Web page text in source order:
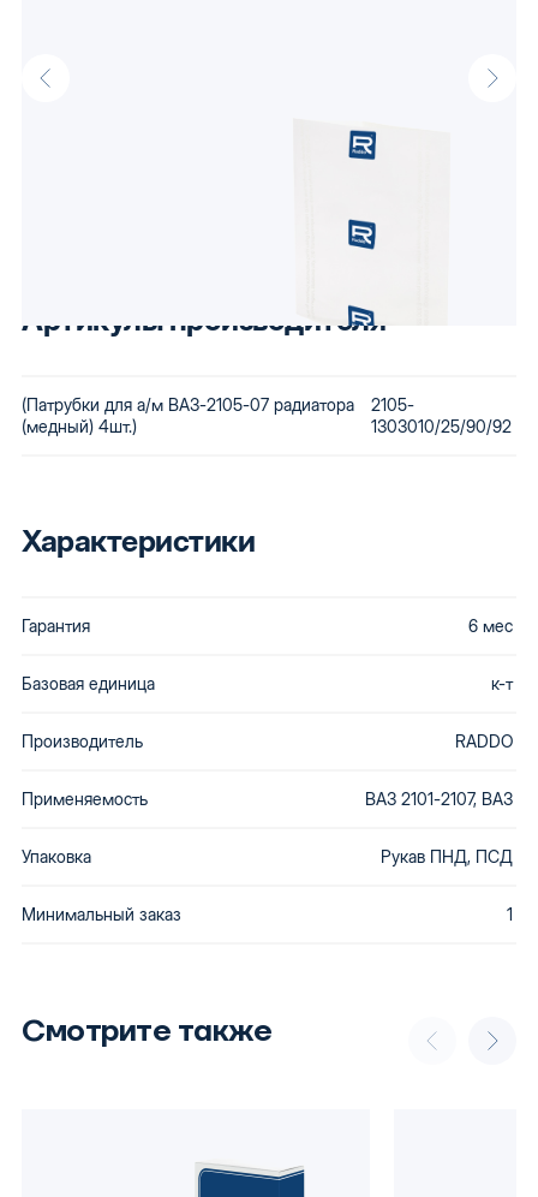
Патрубки для а/м ВАЗ-2105-07 радиатора (медный) оптом от
автокомпонентами. Низкая стоимость сохраняется за счет
использования бюджетного сырья и вторичной переработки
бракованной продукции. Купив автозапчасти Raddo, Вы
Артикулы производителя
(Патрубки для а/м ВАЗ-2105-07 радиатора
(медный) 4шт.)
2105-
1303010/25/90/92
Характеристики
Гарантия 6 мес
Базовая единица к-т
Производитель RADDO
Применяемость ВАЗ 2101-2107, ВАЗ
Упаковка Рукав ПНД, ПСД
Минимальный заказ 1
Смотрите также